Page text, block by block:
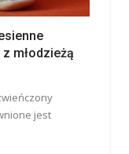
młodzieżą
jest